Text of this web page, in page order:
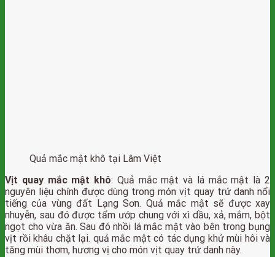
Quả mắc mật khô tại Lâm Việt
Vịt quay mắc mật khô: Quả mắc mật và lá mắc mật là 2
nguyên liệu chính được dùng trong món vịt quay trứ danh nổi
tiếng của vùng đất Lạng Sơn. Quả mắc mật sẽ được xay
nhuyễn, sau đó được tẩm ướp chung với xì dầu, xả, mắm, bột
ngọt cho vừa ăn. Sau đó nhồi lá mắc mật vào bên trong bụng
vịt rồi khâu chặt lại. quả mắc mật có tác dụng khử mùi hôi và
tăng mùi thơm, hương vị cho món vịt quay trứ danh này.